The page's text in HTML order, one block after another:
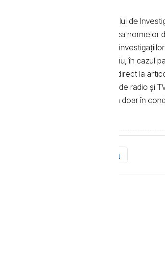
Textele de pe pagina web a Centrului de
realizate de jurnaliști, cu respectarea
autor. Preluarea textelor știrilor și a
de 500 de semne. În mod obligatoriu, în cazul
sau bloguri) trebuie indicat şi linkul direct la
primul alineat, iar în cazul posturilor de radio și
integrală a textelor se poate realiza doar în
Viorica Mija